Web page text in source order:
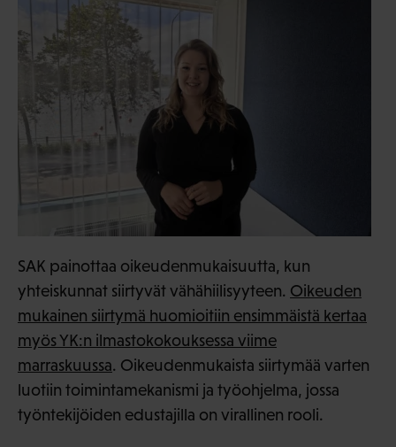
SAK painottaa oikeudenmukaisuutta, kun
yhteiskunnat siirtyvät vähähiilisyyteen. Oikeuden
mukainen siirtymä huomioitiin ensimmäistä kertaa
myös YK:n ilmastokokouksessa viime
marraskuussa. Oikeudenmukaista siirtymää varten
luotiin toimintamekanismi ja työohjelma, jossa
työntekijöiden edustajilla on virallinen rooli.